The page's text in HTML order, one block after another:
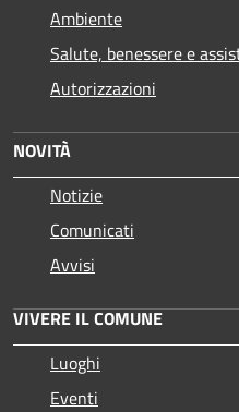
Ambiente
Salute, benessere e
Autorizzazioni
NOVITÀ
Notizie
Comunicati
Avvisi
VIVERE IL COMUNE
Luoghi
Eventi